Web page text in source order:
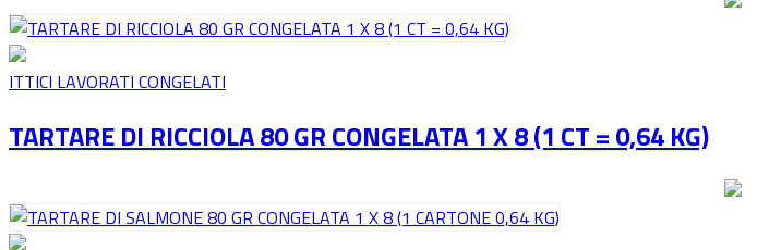
ITTICI LAVORATI CONGELATI
TARTARE DI RICCIOLA 80 GR CONGELATA 1 X 8 (1 CT = 0,64 KG)